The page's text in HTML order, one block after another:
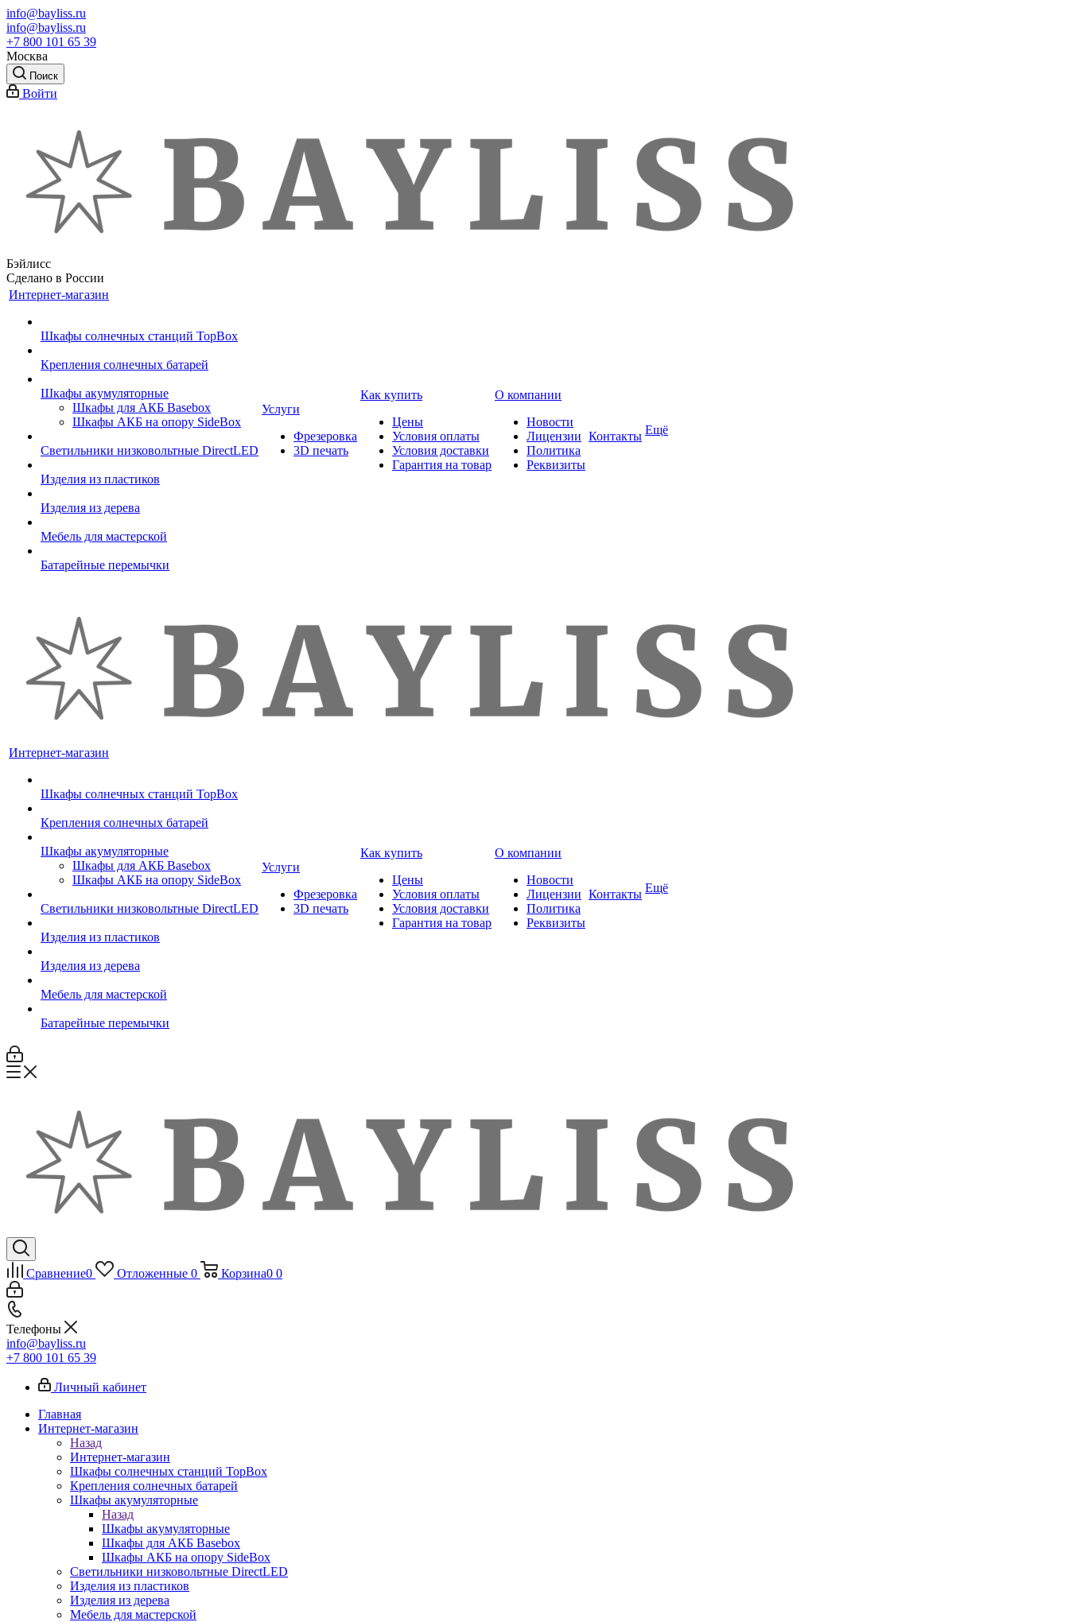
info@bayliss.ru
info@bayliss.ru
+7 800 101 65 39
Москва
Поиск
Войти
Бэйлисс
Сделано в России
Интернет-магазин
Шкафы солнечных станций TopBox
Крепления солнечных батарей
Шкафы акумуляторные
Шкафы для АКБ Basebox
Шкафы АКБ на опору SideBox
Светильники низковольтные DirectLED
Изделия из пластиков
Изделия из дерева
Мебель для мастерской
Батарейные перемычки
Услуги
Фрезеровка
3D печать
Как купить
Цены
Условия оплаты
Условия доставки
Гарантия на товар
О компании
Новости
Лицензии
Политика
Реквизиты
Контакты Ещё
Интернет-магазин
Шкафы солнечных станций TopBox
Крепления солнечных батарей
Шкафы акумуляторные
Шкафы для АКБ Basebox
Шкафы АКБ на опору SideBox
Светильники низковольтные DirectLED
Изделия из пластиков
Изделия из дерева
Мебель для мастерской
Батарейные перемычки
Услуги
Фрезеровка
3D печать
Как купить
Цены
Условия оплаты
Условия доставки
Гарантия на товар
О компании
Новости
Лицензии
Политика
Реквизиты
Контакты Ещё
Сравнение0 Отложенные 0 Корзина0 0
Телефоны
info@bayliss.ru
+7 800 101 65 39
Личный кабинет
Главная
Интернет-магазин
Назад
Интернет-магазин
Шкафы солнечных станций TopBox
Крепления солнечных батарей
Шкафы акумуляторные
Назад
Шкафы акумуляторные
Шкафы для АКБ Basebox
Шкафы АКБ на опору SideBox
Светильники низковольтные DirectLED
Изделия из пластиков
Изделия из дерева
Мебель для мастерской